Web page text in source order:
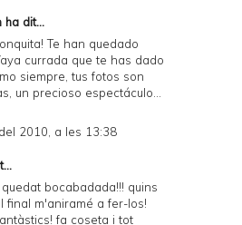
ha dit...
Te han quedado
currada que te has dado
siempre, tus fotos son
un precioso espectáculo...
2010, a les 13:38
bocabadada!!! quins
final m'aniramé a fer-los!
fa coseta i tot